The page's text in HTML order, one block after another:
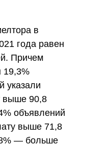
продаж
в
действует
и гонорара,
а среднем
от
а также от
в
года равен
Причем
19,3%
указали
выше 90,8
объявлений
выше 71,8
— больше